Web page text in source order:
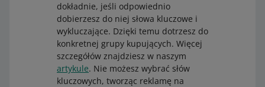
dokładnie, jeśli odpowiednio
dobierzesz do niej słowa kluczowe i
wykluczające. Dzięki temu dotrzesz do
konkretnej grupy kupujących. Więcej
szczegółów znajdziesz w naszym
artykule. Nie możesz wybrać słów
kluczowych, tworząc reklamę na